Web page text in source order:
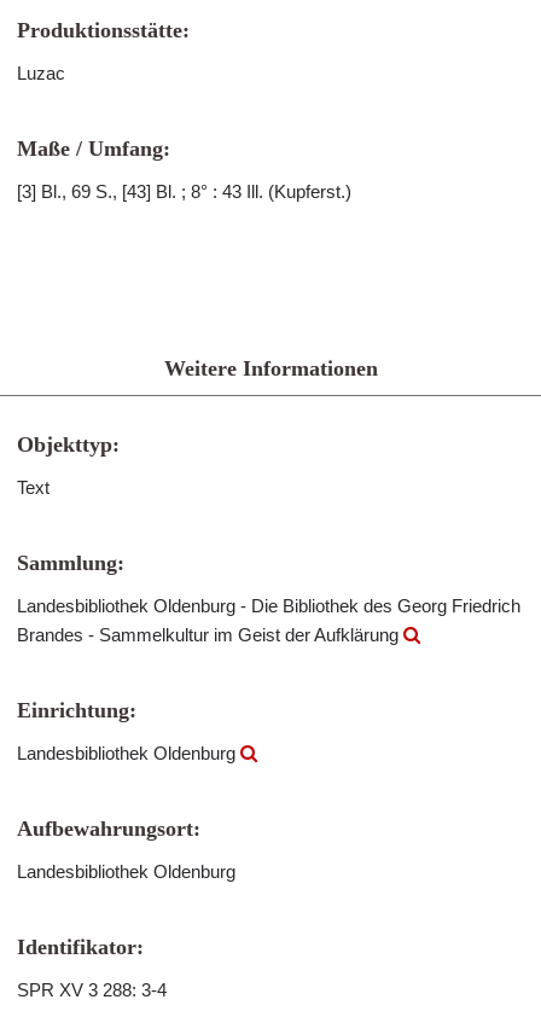
Produktionsstätte:
Luzac
Maße / Umfang:
[3] Bl., 69 S., [43] Bl. ; 8° : 43 Ill. (Kupferst.)
Weitere Informationen
Objekttyp:
Text
Sammlung:
Landesbibliothek Oldenburg - Die Bibliothek des Georg Friedrich
Brandes - Sammelkultur im Geist der Aufklärung
Einrichtung:
Landesbibliothek Oldenburg
Aufbewahrungsort:
Landesbibliothek Oldenburg
Identifikator:
SPR XV 3 288: 3-4